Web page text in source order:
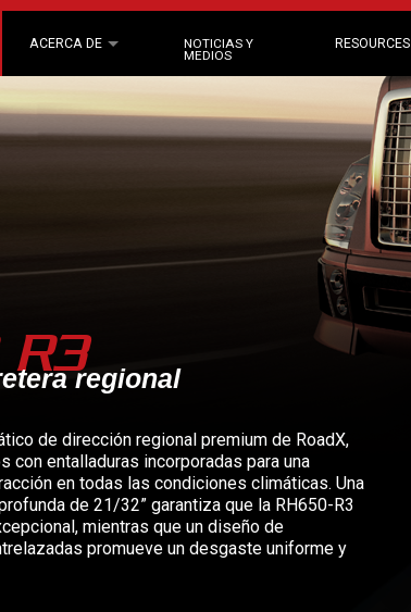
ACERCA DE NOTICIAS Y
MEDIOS
RESOURCES
R3
regional
de dirección regional premium de RoadX,
con entalladuras incorporadas para una
en todas las condiciones climáticas. Una
de 21/32” garantiza que la RH650-R3
mientras que un diseño de
promueve un desgaste uniforme y